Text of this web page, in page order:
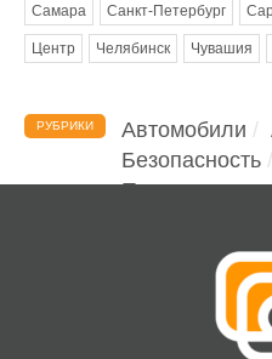
Самара Санкт-Петербург
Центр Челябинск Чувашия
РУБРИКИ Автомобили
Безопасность
Помощь